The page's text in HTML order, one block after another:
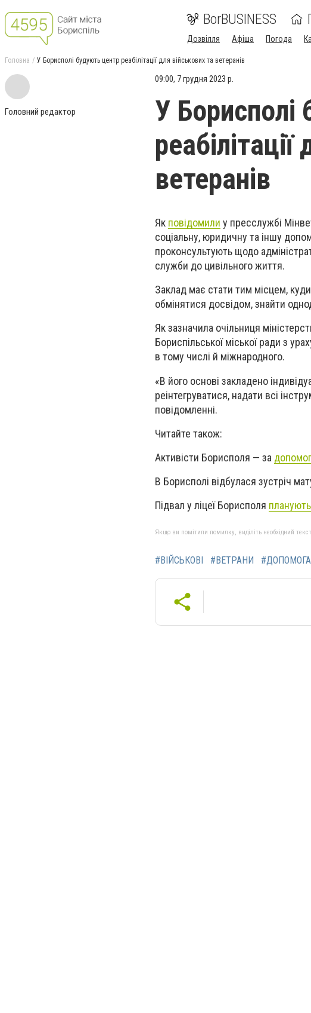
BorBUSINESS
Дозвілля Афіша Погода
Головна У Борисполі будують центр реабілітації для військових та ветеранів
Головний редактор
09:00, 7 грудня 2023 р.
У Борисполі
ветеранів
Як повідомили у пресслужбі
соціальну, юридичну та іншу
проконсультують щодо
служби до цивільного життя.
Заклад має стати тим місцем,
обмінятися досвідом, знайти
Як зазначила очільниця
Бориспільської міської ради з
в тому числі й міжнародного.
«В його основі закладено
реінтегруватися, надати всі
повідомленні.
Читайте також:
Активісти Борисполя — за
В Борисполі відбулася зустріч
Підвал у ліцеї Борисполя
Якщо ви помітили помилку, виділіть необхідний
#ВІЙСЬКОВІ #ВЕТРАНИ #ДОПОМОГА